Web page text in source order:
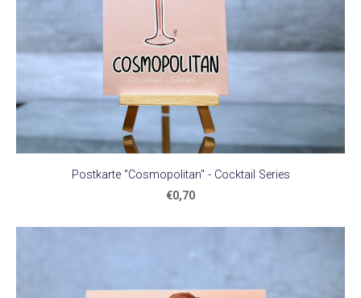
Postkarte "Cosmopolitan" - Cocktail Series
€0,70